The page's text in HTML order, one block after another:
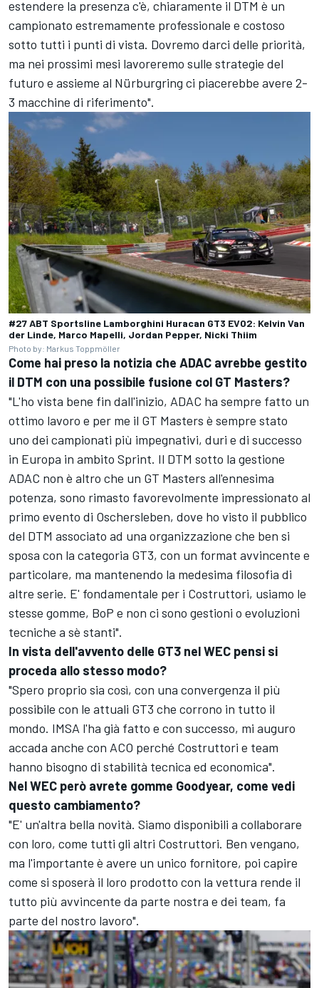
estendere la presenza c'è, chiaramente il DTM è un
campionato estremamente professionale e costoso
sotto tutti i punti di vista. Dovremo darci delle priorità,
ma nei prossimi mesi lavoreremo sulle strategie del
futuro e assieme al Nürburgring ci piacerebbe avere 2-
3 macchine di riferimento".
#27 ABT Sportsline Lamborghini Huracan GT3 EVO2: Kelvin Van
der Linde, Marco Mapelli, Jordan Pepper, Nicki Thiim
Photo by: Markus Toppmöller
Come hai preso la notizia che ADAC avrebbe gestito
il DTM con una possibile fusione col GT Masters?
"L'ho vista bene fin dall'inizio, ADAC ha sempre fatto un
ottimo lavoro e per me il GT Masters è sempre stato
uno dei campionati più impegnativi, duri e di successo
in Europa in ambito Sprint. Il DTM sotto la gestione
ADAC non è altro che un GT Masters all'ennesima
potenza, sono rimasto favorevolmente impressionato al
primo evento di Oschersleben, dove ho visto il pubblico
del DTM associato ad una organizzazione che ben si
sposa con la categoria GT3, con un format avvincente e
particolare, ma mantenendo la medesima filosofia di
altre serie. E' fondamentale per i Costruttori, usiamo le
stesse gomme, BoP e non ci sono gestioni o evoluzioni
tecniche a sè stanti".
In vista dell'avvento delle GT3 nel WEC pensi si
proceda allo stesso modo?
"Spero proprio sia così, con una convergenza il più
possibile con le attuali GT3 che corrono in tutto il
mondo. IMSA l'ha già fatto e con successo, mi auguro
accada anche con ACO perché Costruttori e team
hanno bisogno di stabilità tecnica ed economica".
Nel WEC però avrete gomme Goodyear, come vedi
questo cambiamento?
"E' un'altra bella novità. Siamo disponibili a collaborare
con loro, come tutti gli altri Costruttori. Ben vengano,
ma l'importante è avere un unico fornitore, poi capire
come si sposerà il loro prodotto con la vettura rende il
tutto più avvincente da parte nostra e dei team, fa
parte del nostro lavoro".